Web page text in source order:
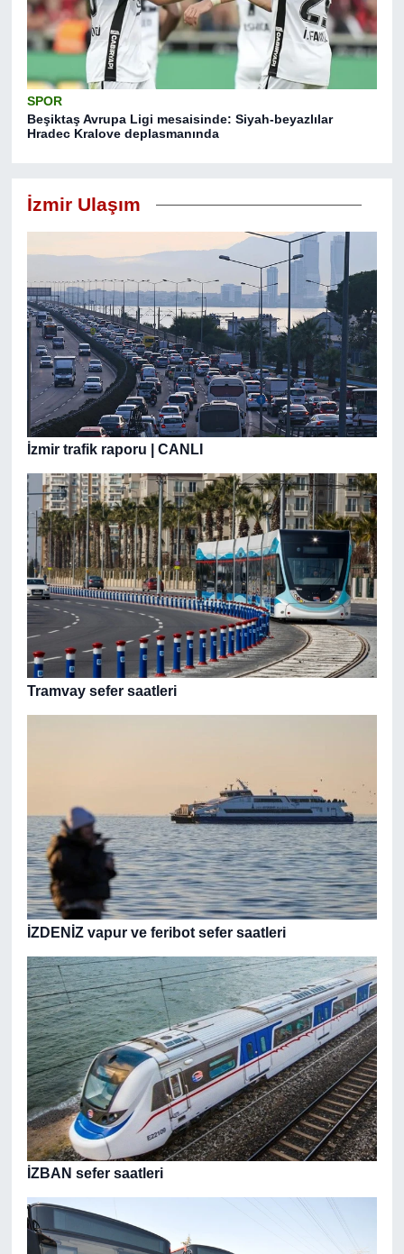
SPOR
Beşiktaş Avrupa Ligi mesaisinde: Siyah-beyazlılar
Hradec Kralove deplasmanında
İzmir Ulaşım
İzmir trafik raporu | CANLI
Tramvay sefer saatleri
İZDENİZ vapur ve feribot sefer saatleri
İZBAN sefer saatleri